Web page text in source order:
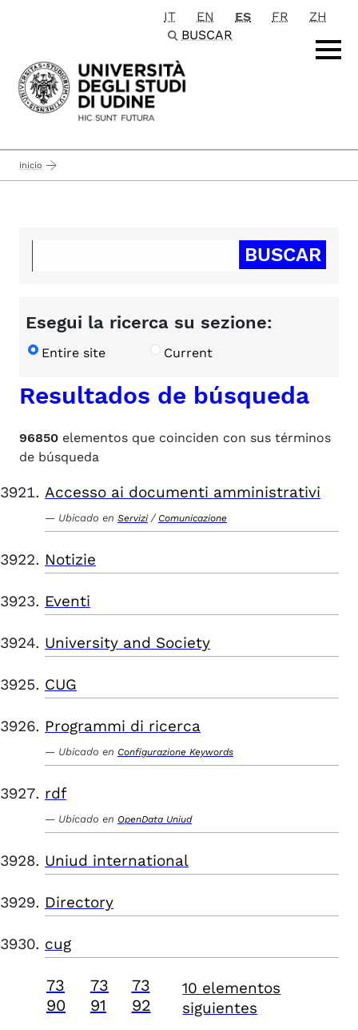
Passa al contenuto principale
IT EN ES FR
ZH
BUSCAR
inicio
Esegui la ricerca su sezione:
Entire site Current
Resultados de búsqueda
96850 elementos que coinciden con sus términos
de búsqueda
Accesso ai documenti amministrativi
Ubicado en Servizi / Comunicazione
Notizie
Eventi
University and Society
CUG
Programmi di ricerca
Ubicado en Configurazione Keywords
rdf
Ubicado en OpenData Uniud
Uniud international
Directory
cug
73
90
73
91
73
92
10 elementos
siguientes